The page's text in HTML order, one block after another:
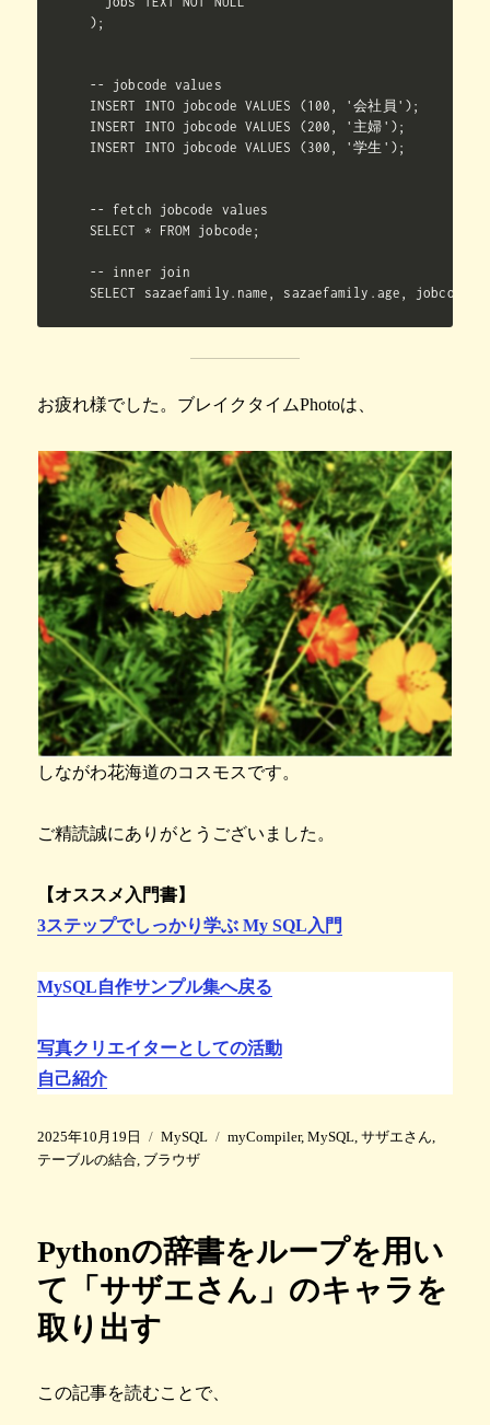
);
-- jobcode values
INSERT INTO jobcode VALUES (100, '会社員');
INSERT INTO jobcode VALUES (200, '主婦');
INSERT INTO jobcode VALUES (300, '学生');
-- fetch jobcode values
SELECT * FROM jobcode;
-- inner join
お疲れ様でした。ブレイクタイムPhotoは、
しながわ花海道のコスモスです。
ご精読誠にありがとうございました。
【オススメ入門書】
3ステップでしっかり学ぶ My SQL入門
MySQL自作サンプル集へ戻る
写真クリエイターとしての活動
自己紹介
投
稿
2025年10月19日
カ
テ
MySQL
タ
myCompiler,MySQL,サザエさん,
テーブルの結合, ブラウザ
Pythonの辞書をループを用い
て「サザエさん」のキャラを
取り出す
この記事を読むことで、